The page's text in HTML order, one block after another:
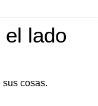
el lado
cosas.